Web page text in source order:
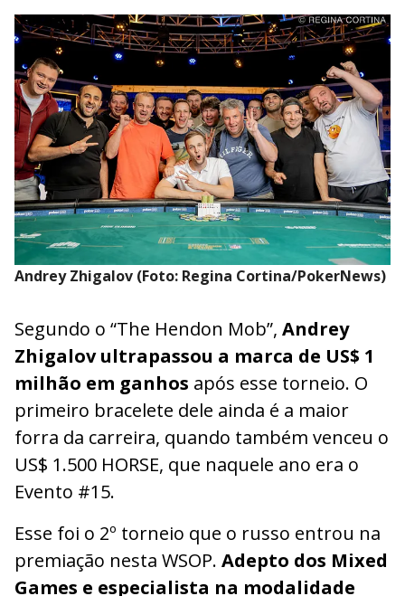
Andrey Zhigalov (Foto: Regina Cortina/PokerNews)
Segundo o “The Hendon Mob”, Andrey
Zhigalov ultrapassou a marca de US$ 1
milhão em ganhos após esse torneio. O
primeiro bracelete dele ainda é a maior
forra da carreira, quando também venceu o
US$ 1.500 HORSE, que naquele ano era o
Evento #15.
Esse foi o 2º torneio que o russo entrou na
premiação nesta WSOP. Adepto dos Mixed
Games e especialista na modalidade